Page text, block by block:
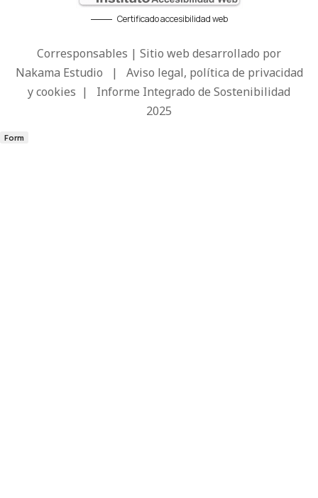
Certificado accesibilidad web
Corresponsables | Sitio web desarrollado por
Nakama Estudio | Aviso legal, política de privacidad
y cookies | Informe Integrado de Sostenibilidad
2025
Form